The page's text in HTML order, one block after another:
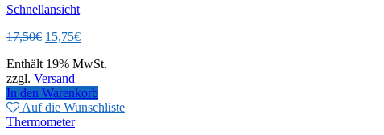
Schnellansicht
17,50€ Ursprünglicher
war:
17,50€
15,75€Aktueller
ist:
Enthält 19% MwSt.
zzgl. Versand
In den Warenkorb
Auf die Wunschliste
Thermometer